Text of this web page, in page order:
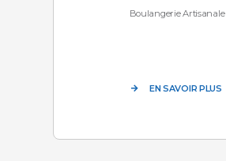
Boulangerie Artisanale
EN SAVOIR PLUS